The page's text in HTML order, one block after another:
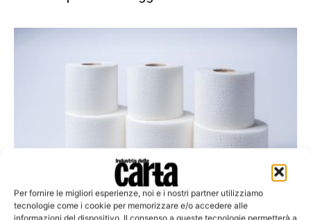
Per fornire le migliori esperienze, noi e i nostri partner utilizziamo
tecnologie come i cookie per memorizzare e/o accedere alle
Papelera Reyes inaugura Valmet Warm-up
Next nel deserto peruviano